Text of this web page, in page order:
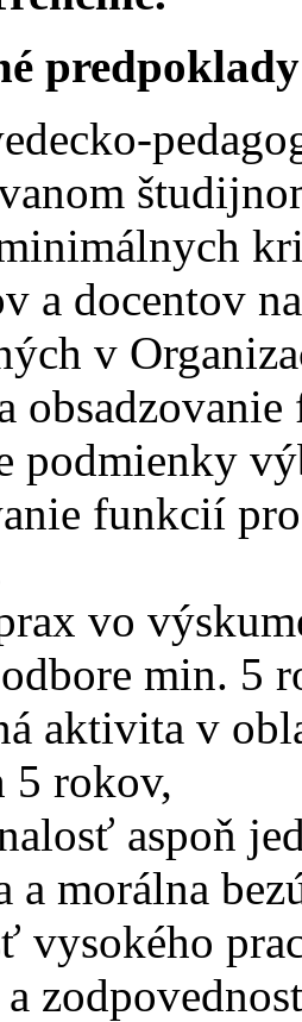
a docentov
v
podmienky
funkcií
vo
min. 5
aktivita v
5 rokov,
aspoň
a morálna
vysokého